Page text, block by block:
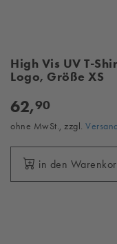
High Vis UV T-
Logo, Größe XS
62,90
ohne MwSt., zzgl.
in den